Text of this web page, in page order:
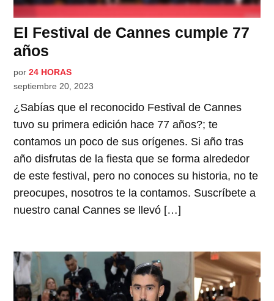
El Festival de Cannes cumple 77
años
por 24 HORAS
septiembre 20, 2023
¿Sabías que el reconocido Festival de Cannes
tuvo su primera edición hace 77 años?; te
contamos un poco de sus orígenes. Si año tras
año disfrutas de la fiesta que se forma alrededor
de este festival, pero no conoces su historia, no te
preocupes, nosotros te la contamos. Suscríbete a
nuestro canal Cannes se llevó […]